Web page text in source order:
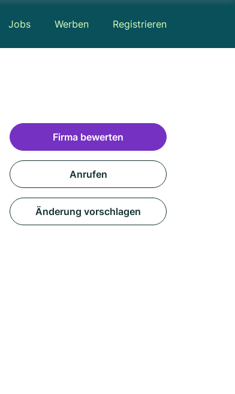
Jobs Werben Registrieren
Firma bewerten
Anrufen
Änderung vorschlagen